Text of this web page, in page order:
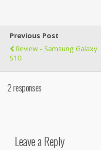
Previous Post
Review - Samsung Galaxy
S10
2 responses
Leave a Reply